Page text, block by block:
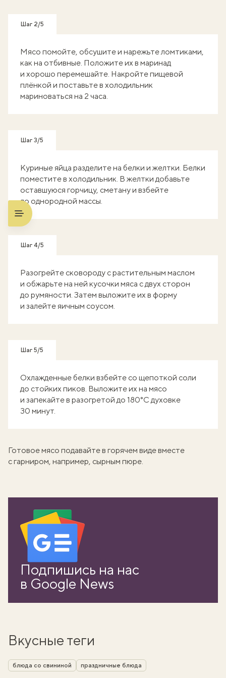
Шаг 2/5
Мясо помойте, обсушите и нарежьте ломтиками,
как на отбивные. Положите их в маринад
и хорошо перемешайте. Накройте пищевой
плёнкой и поставьте в холодильник
мариноваться на 2 часа.
Шаг 3/5
Куриные яйца разделите на белки и желтки. Белки
поместите в холодильник. В желтки добавьте
оставшуюся горчицу, сметану и взбейте
до однородной массы.
Шаг 4/5
Разогрейте сковороду с растительным маслом
и обжарьте на ней кусочки мяса с двух сторон
до румяности. Затем выложите их в форму
и залейте яичным соусом.
Шаг 5/5
Охлажденные белки взбейте со щепоткой соли
до стойких пиков. Выложите их на мясо
и запекайте в разогретой до 180°С духовке
30 минут.
Готовое мясо подавайте в горячем виде вместе
с гарниром, например, сырным пюре.
Подпишись на нас
в Google News
Вкусные теги
блюда со свининой праздничные блюда